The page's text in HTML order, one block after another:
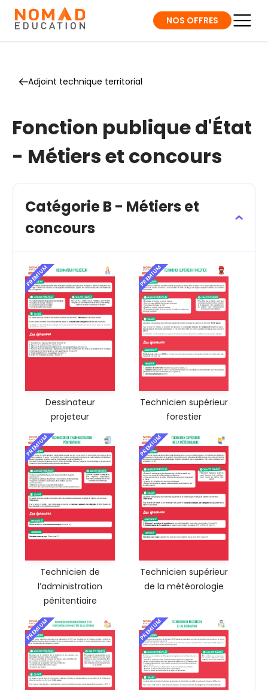
NOS OFFRES
Adjoint technique territorial
Fonction publique d'État
- Métiers et concours
Catégorie B - Métiers et
concours
PREMIUM
Dessinateur
projeteur
PREMIUM
Technicien supérieur
forestier
PREMIUM
Technicien de
l’administration
pénitentiaire
PREMIUM
Technicien supérieur
de la météorologie
PREMIUM PREMIUM